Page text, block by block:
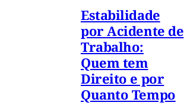
Estabilidade
por Acidente de
Trabalho:
Quem tem
Direito e por
Quanto Tempo